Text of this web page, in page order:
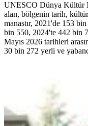
UNESCO Dünya Kültür
alan, bölgenin tarih,
manastır, 2021'de 153
bin 550, 2024'te 442 bin
Mayıs 2026 tarihleri
30 bin 272 yerli ve